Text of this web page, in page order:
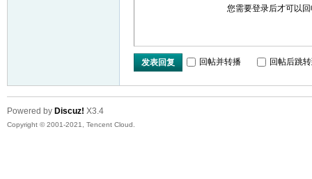
您需要登录后才可以
发表回复 回帖并转播 回帖后跳
Powered by Discuz! X3.4
Copyright © 2001-2021, Tencent Cloud.